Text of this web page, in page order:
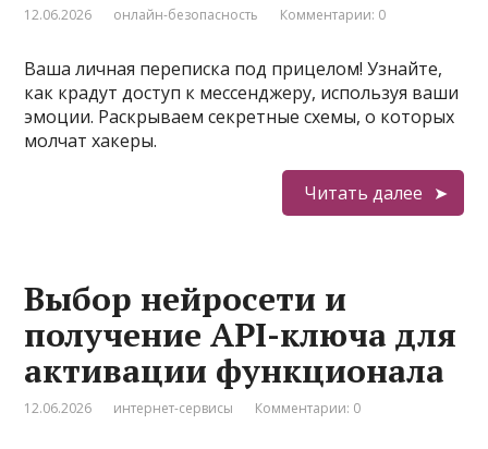
12.06.2026 онлайн-безопасность Комментарии: 0
Ваша личная переписка под прицелом! Узнайте,
как крадут доступ к мессенджеру, используя ваши
эмоции. Раскрываем секретные схемы, о которых
молчат хакеры.
Читать далее
Выбор нейросети и
получение API-ключа для
активации функционала
12.06.2026 интернет-сервисы Комментарии: 0